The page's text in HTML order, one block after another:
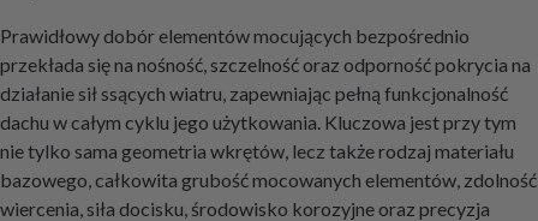
Prawidłowy dobór elementów mocujących bezpośrednio
przekłada się na nośność, szczelność oraz odporność pokrycia na
działanie sił ssących wiatru, zapewniając pełną funkcjonalność
dachu w całym cyklu jego użytkowania. Kluczowa jest przy tym
nie tylko sama geometria wkrętów, lecz także rodzaj materiału
bazowego, całkowita grubość mocowanych elementów, zdolność
wiercenia, siła docisku, środowisko korozyjne oraz precyzja